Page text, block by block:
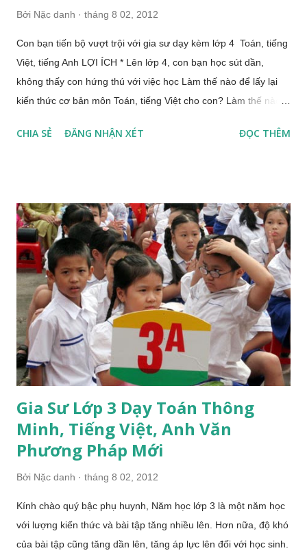
Bởi Nặc danh tháng 8 02, 2012
Con bạn tiến bộ vượt trội với gia sư dạy kèm lớp 4 Toán, tiếng
Việt, tiếng Anh LỢI ÍCH * Lên lớp 4, con bạn học sút dần,
không thấy con hứng thú với việc học Làm thế nào để lấy lại
kiến thức cơ bản môn Toán, tiếng Việt cho con? Làm thế nào
hơn nhiều với năm học trước và không hiểu đôi ba chỗ? Làm
văn Làm sao con lên bố cục, viết đoạn văn, bài văn theo đúng
đề bài? Làm thế nào con làm chủ các dạng bài văn viết trong
chương trình tập làm văn lớp 4? * Bạn cần bồi dưỡng thêm
Tiếng Anh cho con Làm sao con nắm vững kiến thức tiếng Anh
theo chuẩn lớp 4 Tiểu học? Làm thế nào con thực hành các kỹ
năng Nghe - Nói - Đọc Viết ★ Gia sư Chuyên cung cấp dịch vụ
gia sư chuyên nghiệp , chất lượng dạy kèm 1-1 hoặc theo
nhóm tại nhà cho h...
CHIA SẺ ĐĂNG NHẬN XÉT ĐỌC THÊM
Gia Sư Lớp 3 Dạy Toán Thông
Minh, Tiếng Việt, Anh Văn
Phương Pháp Mới
Bởi Nặc danh tháng 8 02, 2012
Kính chào quý bậc phụ huynh, Năm học lớp 3 là một năm học
với lượng kiến thức và bài tập tăng nhiều lên. Hơn nữa, độ khó
của bài tập cũng tăng dần lên, tăng áp lực lên đối với học sinh.